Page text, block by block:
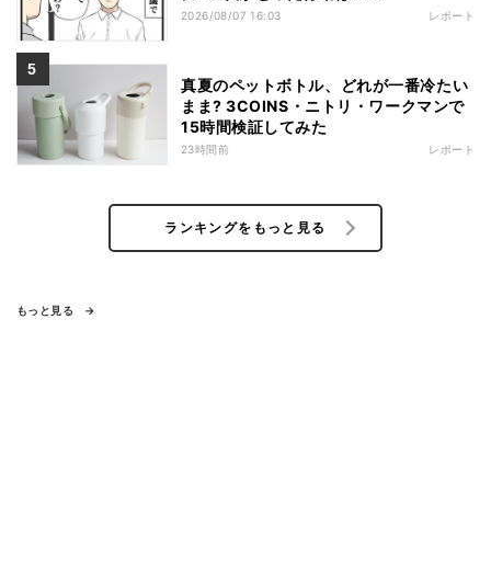
2026/08/07 16:03 レポート
真夏のペットボトル、どれが一番冷たい
まま? 3COINS・ニトリ・ワークマンで
15時間検証してみた
23時間前 レポート
ランキングをもっと見る
もっと見る